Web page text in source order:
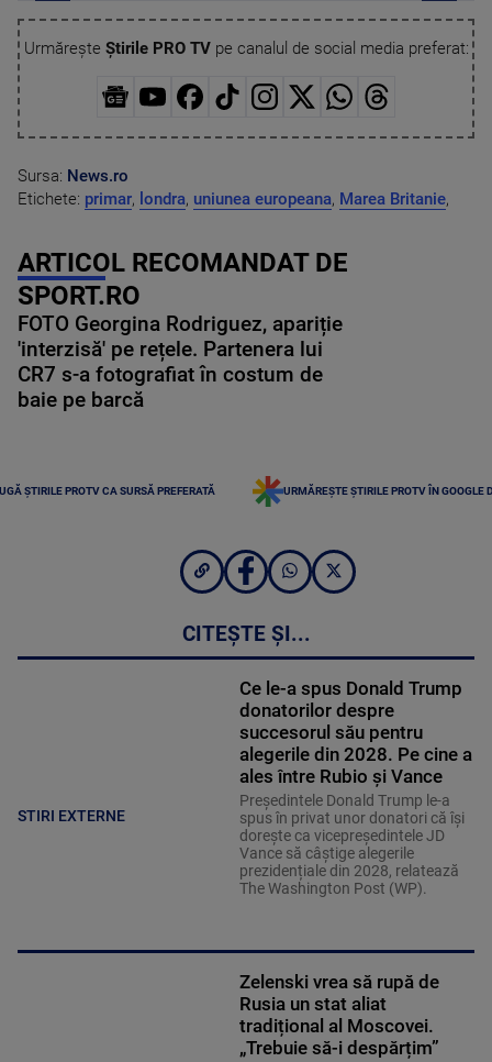
Urmărește Știrile PRO TVpe canalul de social media preferat:
Sursa: News.ro
Etichete: primar, londra, uniunea europeana, Marea Britanie,
ARTICOL RECOMANDAT DE
SPORT.RO
FOTO Georgina Rodriguez, apariție
'interzisă' pe rețele. Partenera lui
CR7 s-a fotografiat în costum de
baie pe barcă
ȘTIRILE PROTV CA SURSĂ PREFERATĂ URMĂREȘTE ȘTIRILE PROTV ÎN GOOGLE
CITEȘTE ȘI...
STIRI EXTERNE
Ce le-a spus Donald Trump
donatorilor despre
succesorul său pentru
alegerile din 2028. Pe cine a
ales între Rubio și Vance
Președintele Donald Trump le-a
spus în privat unor donatori că își
dorește ca vicepreședintele JD
Vance să câștige alegerile
prezidențiale din 2028, relatează
The Washington Post (WP).
Zelenski vrea să rupă de
Rusia un stat aliat
tradițional al Moscovei.
„Trebuie să-i despărțim”